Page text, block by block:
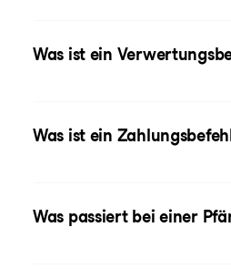
Was ist ein
Was ist ein
Was passiert bei einer